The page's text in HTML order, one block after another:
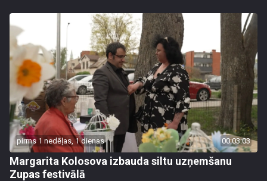
pirms 1 nedēļas, 1 dienas 00:03:03
Margarita Kolosova izbauda siltu uzņemšanu
Zupas festivālā